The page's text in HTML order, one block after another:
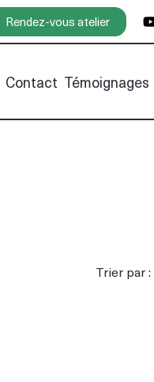
Rendez-vous atelier
Contact Témoignages
Trier par :